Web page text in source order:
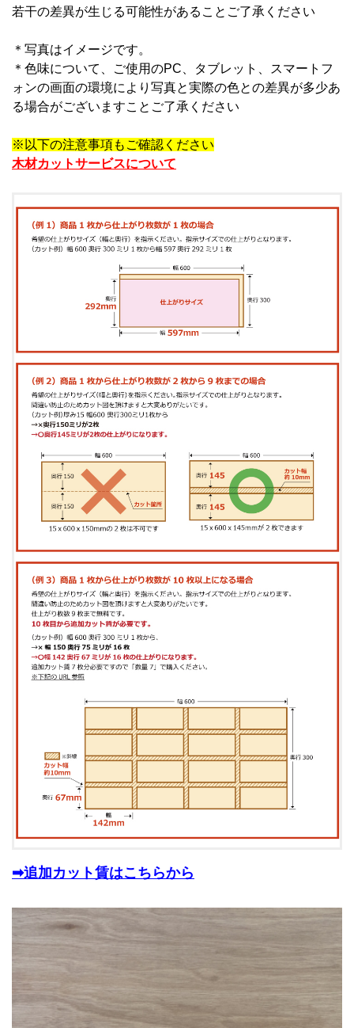
若干の差異が生じる可能性があることご了承ください
＊写真はイメージです。
＊ 色味について、ご使用のPC、タブレット、スマートフ
ォンの画面の環境により写真と実際の色との差異が多少あ
る場合がございますことご了承ください
※以下の注意事項もご確認ください
木材カットサービスについて
➡追加カット賃はこちらから